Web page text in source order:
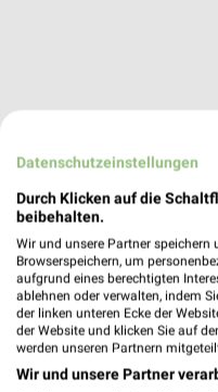
Datenschutzeinstellungen
Durch Klicken auf die
beibehalten.
Wir und unsere Partner speichern
Browserspeichern, um
aufgrund eines berechtigten
ablehnen oder verwalten, indem
der linken unteren Ecke der
der Website und klicken Sie auf
werden unseren Partnern
Wir und unsere Partner